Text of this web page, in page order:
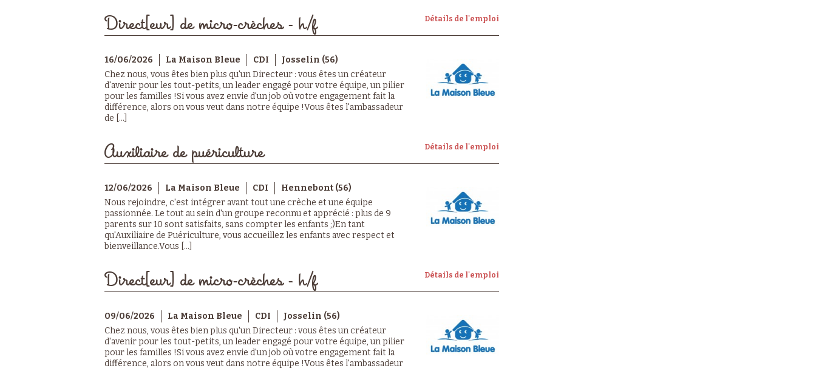
Détails de l'emploi
Direct[eur] de micro-crèches - h/f
16/06/2026 La Maison Bleue CDI
Josselin (56)
Chez nous, vous êtes bien plus qu'un Directeur : vous êtes un créateur
d'avenir pour les tout-petits, un leader engagé pour votre équipe, un pilier
pour les familles !Si vous avez envie d'un job où votre engagement fait la
différence, alors on vous veut dans notre équipe !Vous êtes l'ambassadeur
de [...]
Détails de l'emploi
Auxiliaire de puériculture
12/06/2026 La Maison Bleue CDI
Hennebont (56)
Nous rejoindre, c'est intégrer avant tout une crèche et une équipe
passionnée. Le tout au sein d'un groupe reconnu et apprécié : plus de 9
parents sur 10 sont satisfaits, sans compter les enfants ;)En tant
qu'Auxiliaire de Puériculture, vous accueillez les enfants avec respect et
bienveillance.Vous [...]
Détails de l'emploi
Direct[eur] de micro-crèches - h/f
09/06/2026 La Maison Bleue CDI
Josselin (56)
Chez nous, vous êtes bien plus qu'un Directeur : vous êtes un créateur
d'avenir pour les tout-petits, un leader engagé pour votre équipe, un pilier
pour les familles !Si vous avez envie d'un job où votre engagement fait la
différence, alors on vous veut dans notre équipe !Vous êtes l'ambassadeur